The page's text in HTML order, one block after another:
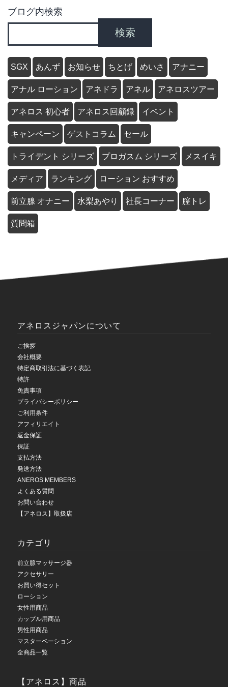
ブログ内検索
検索
SGX あんず お知らせ ちとげ めいさ アナニー
アナル ローション アネドラ アネル アネロスツアー
アネロス 初心者 アネロス回顧録 イベント
キャンペーン ゲストコラム セール
トライデント シリーズ プロガスム シリーズ メスイキ
メディア ランキング ローション おすすめ
前立腺 オナニー 水梨あやり 社長コーナー 膣トレ
質問箱
アネロスジャパンについて
ご挨拶
会社概要
特定商取引法に基づく表記
特許
免責事項
プライバシーポリシー
ご利用条件
アフィリエイト
返金保証
保証
支払方法
発送方法
ANEROS MEMBERS
よくある質問
お問い合わせ
【アネロス】取扱店
カテゴリ
前立腺マッサージ器
アクセサリー
お買い得セット
ローション
女性用商品
カップル用商品
男性用商品
マスターベーション
全商品一覧
【アネロス】商品